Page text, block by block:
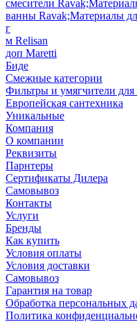
смесители
ванны Ravak;Материалы
г
м Relisan
доп Maretti
Биде
Смежные категории
Фильтры и умягчители
Европейская сантехника
Уникальные
Компания
О компании
Реквизиты
Парнтеры
Сертификаты Дилера
Самовывоз
Контакты
Услуги
Бренды
Как купить
Условия оплаты
Условия доставки
Самовывоз
Гарантия на товар
Обработка персональных
Политика